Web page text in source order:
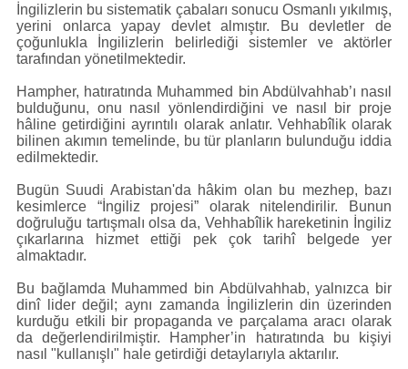
İngilizlerin bu sistematik çabaları sonucu Osmanlı yıkılmış,
yerini onlarca yapay devlet almıştır. Bu devletler de
çoğunlukla İngilizlerin belirlediği sistemler ve aktörler
tarafından yönetilmektedir.
Hampher, hatıratında Muhammed bin Abdülvahhab’ı nasıl
bulduğunu, onu nasıl yönlendirdiğini ve nasıl bir proje
hâline getirdiğini ayrıntılı olarak anlatır. Vehhabîlik olarak
bilinen akımın temelinde, bu tür planların bulunduğu iddia
edilmektedir.
Bugün Suudi Arabistan'da hâkim olan bu mezhep, bazı
kesimlerce “İngiliz projesi” olarak nitelendirilir. Bunun
doğruluğu tartışmalı olsa da, Vehhabîlik hareketinin İngiliz
çıkarlarına hizmet ettiği pek çok tarihî belgede yer
almaktadır.
Bu bağlamda Muhammed bin Abdülvahhab, yalnızca bir
dinî lider değil; aynı zamanda İngilizlerin din üzerinden
kurduğu etkili bir propaganda ve parçalama aracı olarak
da değerlendirilmiştir. Hampher’in hatıratında bu kişiyi
nasıl "kullanışlı" hale getirdiği detaylarıyla aktarılır.